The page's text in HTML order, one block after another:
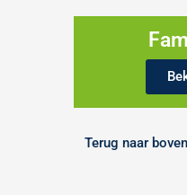
Terug naar boven